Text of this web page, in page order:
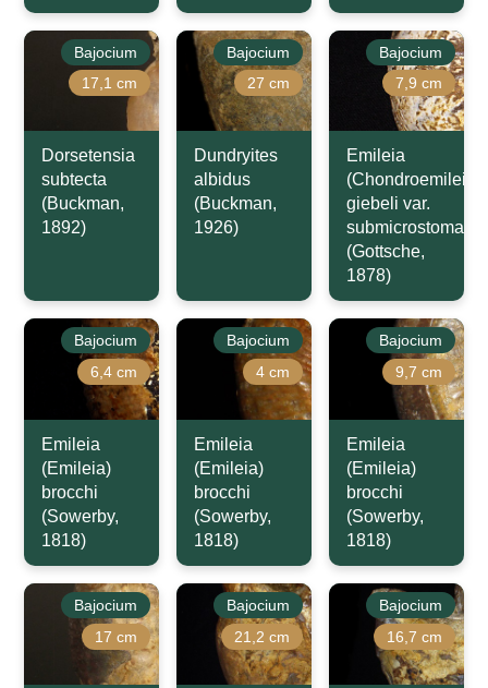
Bajocium
17,1 cm
Dorsetensia
subtecta
(Buckman,
1892)
Bajocium
27 cm
Dundryites
albidus
(Buckman,
1926)
Bajocium
7,9 cm
Emileia
(Chondroemileia)
giebeli var.
submicrostoma
(Gottsche,
1878)
Bajocium
6,4 cm
Emileia
(Emileia)
brocchi
(Sowerby,
1818)
Bajocium
4 cm
Emileia
(Emileia)
brocchi
(Sowerby,
1818)
Bajocium
9,7 cm
Emileia
(Emileia)
brocchi
(Sowerby,
1818)
Bajocium
17 cm
Bajocium
21,2 cm
Bajocium
16,7 cm